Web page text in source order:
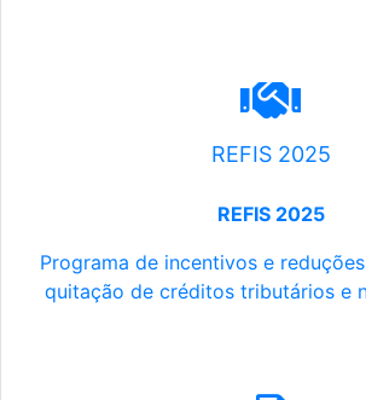
REFIS 2025
REFIS 2025
Programa de incentivos e
quitação de créditos tributários e